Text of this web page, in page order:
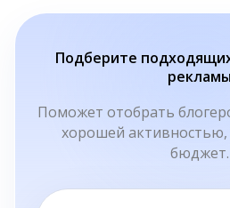
Подберите
рекламы
Поможет отобрать
хорошей активностью,
бюджет.